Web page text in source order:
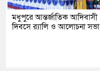
মধুপুরে আন্তর্জাতিক আদিবাসী
দিবসে র‍্যালি ও আলোচনা সভা